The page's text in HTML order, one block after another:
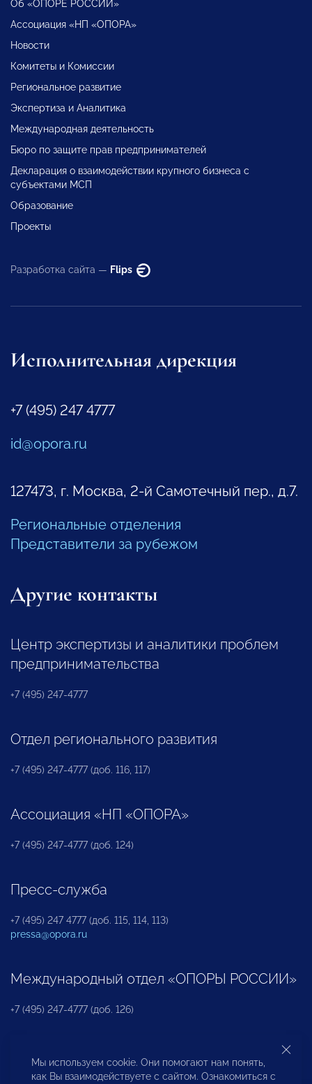
Об «ОПОРЕ РОССИИ»
Ассоциация «НП «ОПОРА»
Новости
Комитеты и Комиссии
Региональное развитие
Экспертиза и Аналитика
Международная деятельность
Бюро по защите прав предпринимателей
Декларация о взаимодействии крупного бизнеса с
субъектами МСП
Образование
Проекты
Разработка сайта — Flips
Исполнительная дирекция
+7 (495) 247 4777
id@opora.ru
127473, г. Москва, 2-й Самотечный пер., д.7.
Региональные отделения
Представители за рубежом
Другие контакты
Центр экспертизы и аналитики проблем
предпринимательства
+7 (495) 247-4777
Отдел регионального развития
+7 (495) 247-4777 (доб. 116, 117)
Ассоциация «НП «ОПОРА»
+7 (495) 247-4777 (доб. 124)
Пресс-служба
+7 (495) 247 4777 (доб. 115, 114, 113)
pressa@opora.ru
Международный отдел «ОПОРЫ РОССИИ»
+7 (495) 247-4777 (доб. 126)
Бюро по защите прав предпринимателей и
инвесторов
Мы используем cookie. Они помогают нам понять,
как Вы взаимодействуете с сайтом. Ознакомиться с